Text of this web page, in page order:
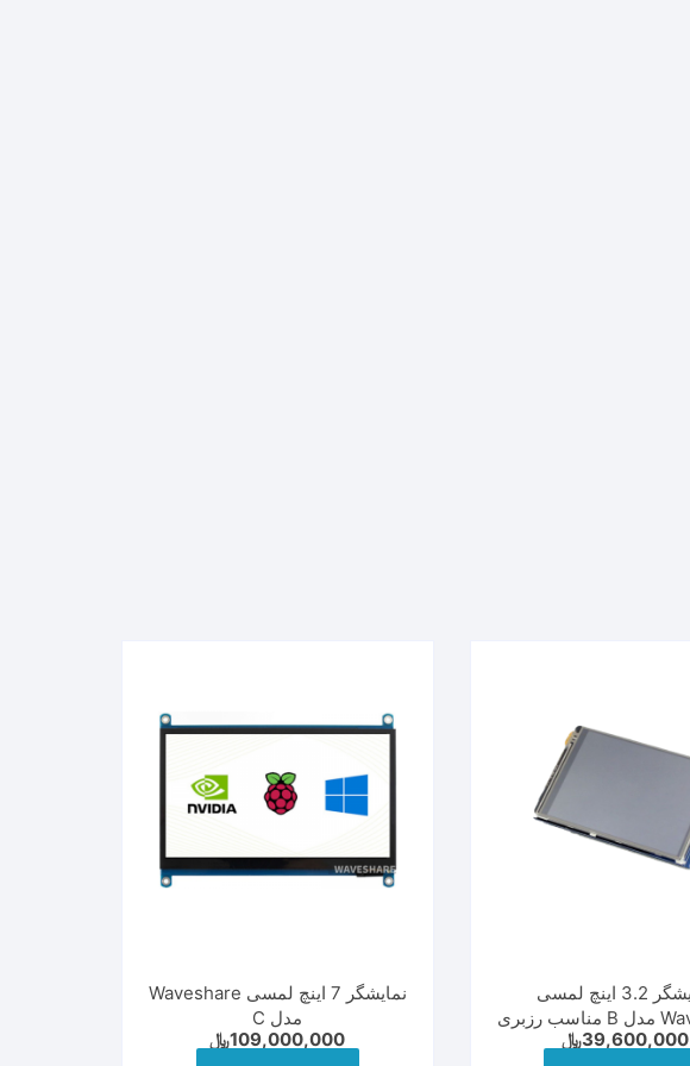
نمایشگر 3.2 اینچ لمسی
Waveshare مدل B مناسب رزبری
پای
39,600,000﷼
نمایشگر 7 اینچ لمسی Waveshare
مدل C
109,000,000﷼